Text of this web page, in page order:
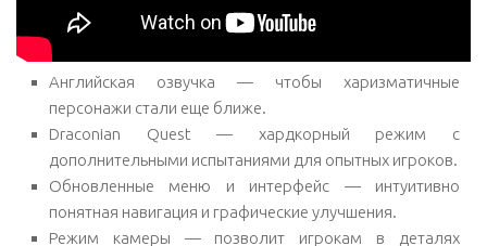
Английская озвучка — чтобы харизматичные
персонажи стали еще ближе.
Draconian Quest — хардкорный режим с
дополнительными испытаниями для опытных игроков.
Обновленные меню и интерфейс — интуитивно
понятная навигация и графические улучшения.
Режим камеры — позволит игрокам в деталях